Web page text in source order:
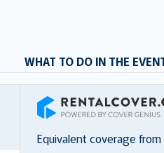
WHAT TO DO IN THE
RentalCover
Equivalent coverage